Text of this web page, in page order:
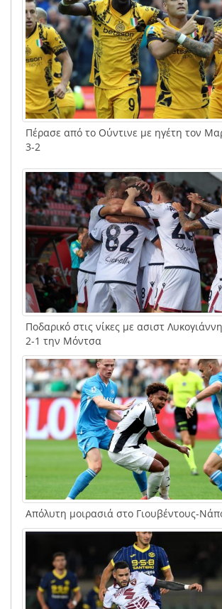
Πέρασε από το Ούντινε με ηγέτη τον
3-2
Ποδαρικό στις νίκες με ασιστ
2-1 την Μόντσα
Απόλυτη μοιρασιά στο Γιουβέντους-